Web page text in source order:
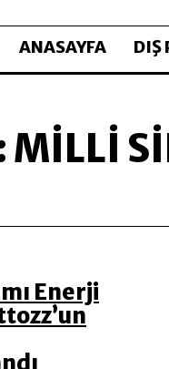
ANASAYFA DIŞ
MILLI
Enerji